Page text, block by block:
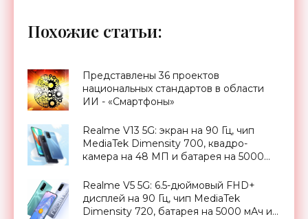
Похожие статьи:
Представлены 36 проектов
национальных стандартов в области
ИИ - «Смартфоны»
Realme V13 5G: экран на 90 Гц, чип
MediaTek Dimensity 700, квадро-
камера на 48 МП и батарея на 5000
Realme V5 5G: 6.5-дюймовый FHD+
дисплей на 90 Гц, чип MediaTek
Dimensity 720, батарея на 5000 мАч и